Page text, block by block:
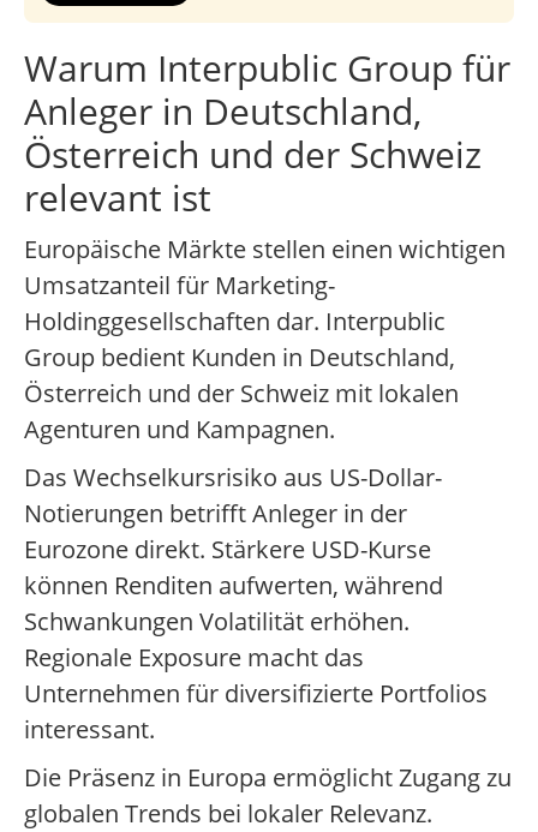
Warum Interpublic Group für
Anleger in Deutschland,
Österreich und der Schweiz
relevant ist
Europäische Märkte stellen einen wichtigen
Umsatzanteil für Marketing-
Holdinggesellschaften dar. Interpublic
Group bedient Kunden in Deutschland,
Österreich und der Schweiz mit lokalen
Agenturen und Kampagnen.
Das Wechselkursrisiko aus US-Dollar-
Notierungen betrifft Anleger in der
Eurozone direkt. Stärkere USD-Kurse
können Renditen aufwerten, während
Schwankungen Volatilität erhöhen.
Regionale Exposure macht das
Unternehmen für diversifizierte Portfolios
interessant.
Die Präsenz in Europa ermöglicht Zugang zu
globalen Trends bei lokaler Relevanz.